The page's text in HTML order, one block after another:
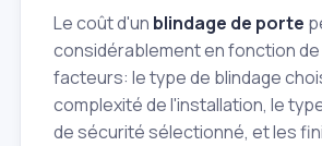
Le coût d'un blindage de porte
considérablement en fonction
facteurs: le type de blindage
complexité de l'installation, le
de sécurité sélectionné, et les